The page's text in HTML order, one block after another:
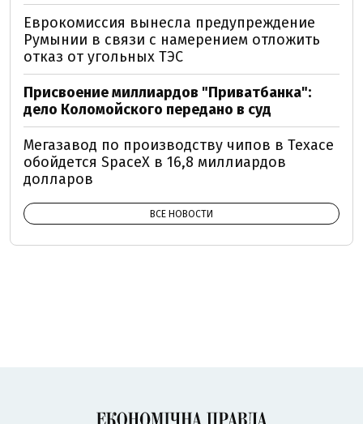
Еврокомиссия вынесла предупреждение
Румынии в связи с намерением отложить
отказ от угольных ТЭС
Присвоение миллиардов "Приватбанка":
дело Коломойского передано в суд
Мегазавод по производству чипов в Техасе
обойдется SpaceX в 16,8 миллиардов
долларов
ВСЕ НОВОСТИ